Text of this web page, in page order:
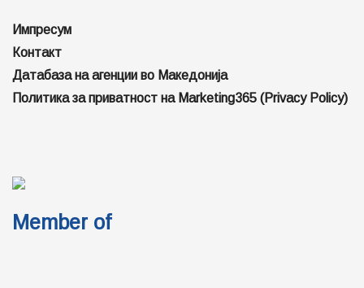
Импресум
Контакт
Датабаза на агенции во Македонија
Политика за приватност на Marketing365 (Privacy Policy)
Member of